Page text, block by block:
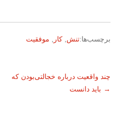
برچسب‌ها:تنش, کار , موفقیت
ناوبری
چند واقعیت درباره خجالتی‌بودن که
باید دانست →